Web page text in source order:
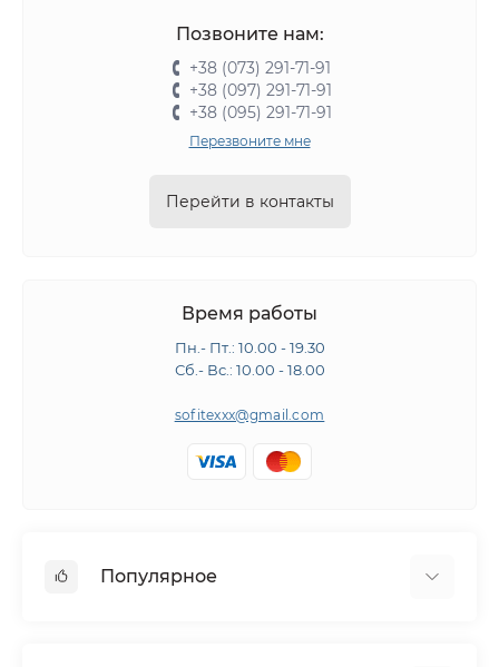
Позвоните нам:
+38 (073) 291-71-91
+38 (097) 291-71-91
+38 (095) 291-71-91
Перезвоните мне
Перейти в контакты
Время работы
Пн.- Пт.: 10.00 - 19.30
Сб.- Вс.: 10.00 - 18.00
sofitexxx@gmail.com
Популярное